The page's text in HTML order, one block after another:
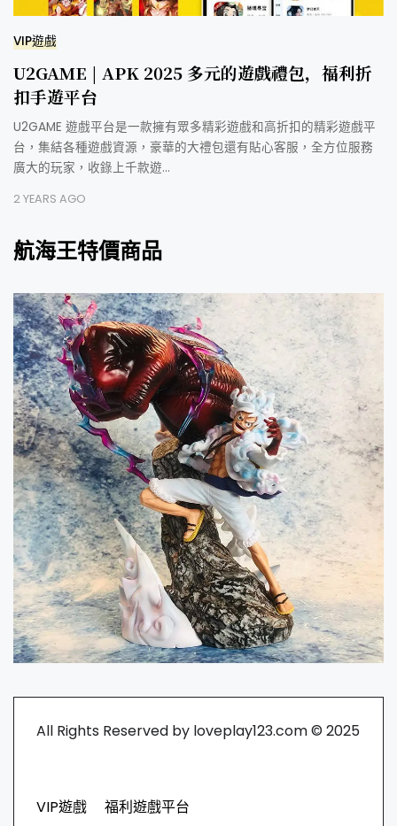
VIP遊戲
U2GAME | APK 2025 多元的遊戲禮包，福利折
扣手遊平台
U2GAME 遊戲平台是一款擁有眾多精彩遊戲和高折扣的精彩遊戲平
台，集結各種遊戲資源，豪華的大禮包還有貼心客服，全方位服務
廣大的玩家，收錄上千款遊…
2 YEARS AGO
航海王特價商品
All Rights Reserved by loveplay123.com © 2025
VIP遊戲 福利遊戲平台